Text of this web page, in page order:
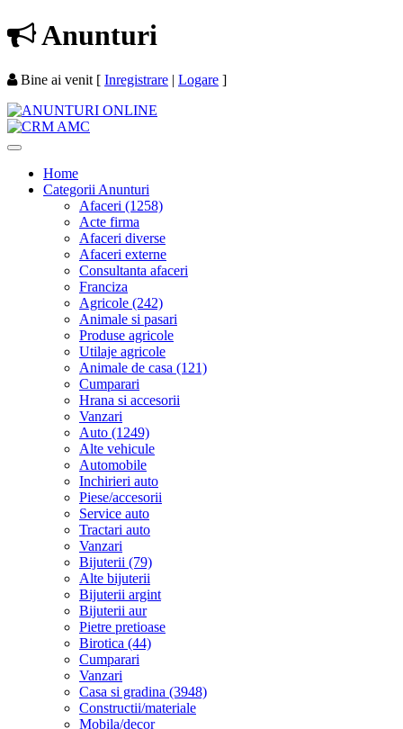
Anunturi
Bine ai venit [ Inregistrare | Logare ]
Home
Categorii Anunturi
Afaceri (1258)
Acte firma
Afaceri diverse
Afaceri externe
Consultanta afaceri
Franciza
Agricole (242)
Animale si pasari
Produse agricole
Utilaje agricole
Animale de casa (121)
Cumparari
Hrana si accesorii
Vanzari
Auto (1249)
Alte vehicule
Automobile
Inchirieri auto
Piese/accesorii
Service auto
Tractari auto
Vanzari
Bijuterii (79)
Alte bijuterii
Bijuterii argint
Bijuterii aur
Pietre pretioase
Birotica (44)
Cumparari
Vanzari
Casa si gradina (3948)
Constructii/materiale
Mobila/decor